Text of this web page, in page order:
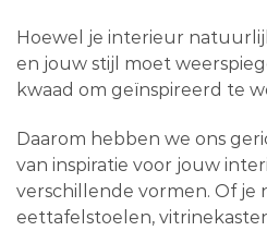
Hoewel je interieur
en jouw stijl moet
kwaad om geïnspireerd te
Daarom hebben we ons
van inspiratie voor jouw
verschillende vormen. Of je
eettafelstoelen,